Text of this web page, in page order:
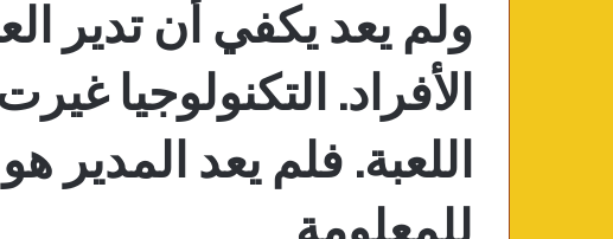
ولم يعد يكفي أن تدير
الأفراد. التكنولوجيا
اللعبة. فلم يعد المدير